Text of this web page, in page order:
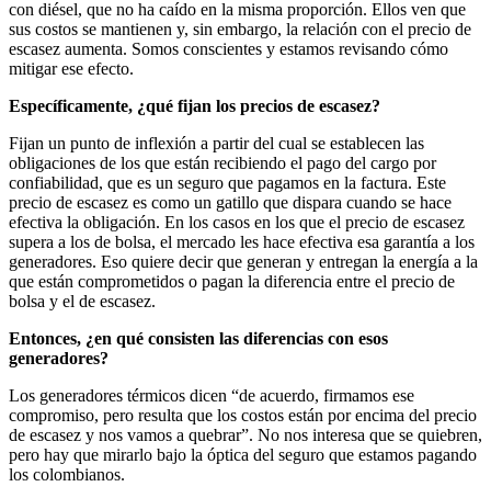
con diésel, que no ha caído en la misma proporción. Ellos ven que
sus costos se mantienen y, sin embargo, la relación con el precio de
escasez aumenta. Somos conscientes y estamos revisando cómo
mitigar ese efecto.
Específicamente, ¿qué fijan los precios de escasez?
Fijan un punto de inflexión a partir del cual se establecen las
obligaciones de los que están recibiendo el pago del cargo por
confiabilidad, que es un seguro que pagamos en la factura. Este
precio de escasez es como un gatillo que dispara cuando se hace
efectiva la obligación. En los casos en los que el precio de escasez
supera a los de bolsa, el mercado les hace efectiva esa garantía a los
generadores. Eso quiere decir que generan y entregan la energía a la
que están comprometidos o pagan la diferencia entre el precio de
bolsa y el de escasez.
Entonces, ¿en qué consisten las diferencias con esos
generadores?
Los generadores térmicos dicen “de acuerdo, firmamos ese
compromiso, pero resulta que los costos están por encima del precio
de escasez y nos vamos a quebrar”. No nos interesa que se quiebren,
pero hay que mirarlo bajo la óptica del seguro que estamos pagando
los colombianos.